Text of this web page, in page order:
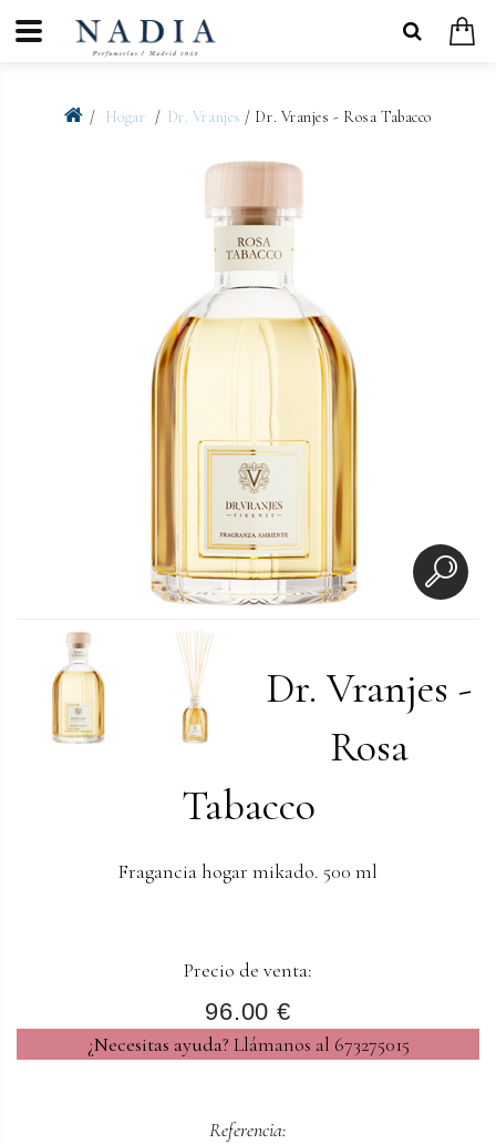
Hogar Dr. Vranjes / Dr. Vranjes - Rosa Tabacco
Dr. Vranjes -
Rosa
Tabacco
Fragancia hogar mikado. 500 ml
Precio de venta:
96.00 €
¿Necesitas ayuda? Llámanos al 673275015
Referencia: